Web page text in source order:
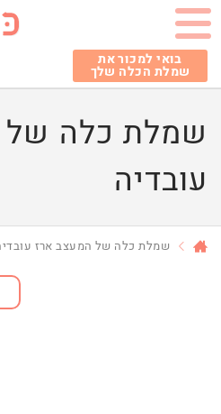
בואי למכור את
שמלת הכלה שלך
שמלת כלה של
עובדיה
שמלת כלה של המעצב ארז